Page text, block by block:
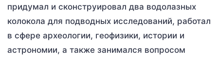
придумал и сконструировал два водолазных
колокола для подводных исследований, работал
в сфере археологии, геофизики, истории и
астрономии, а также занимался вопросом